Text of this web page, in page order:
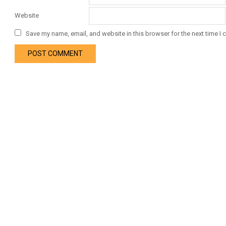
Website
Save my name, email, and website in this browser for the next time I